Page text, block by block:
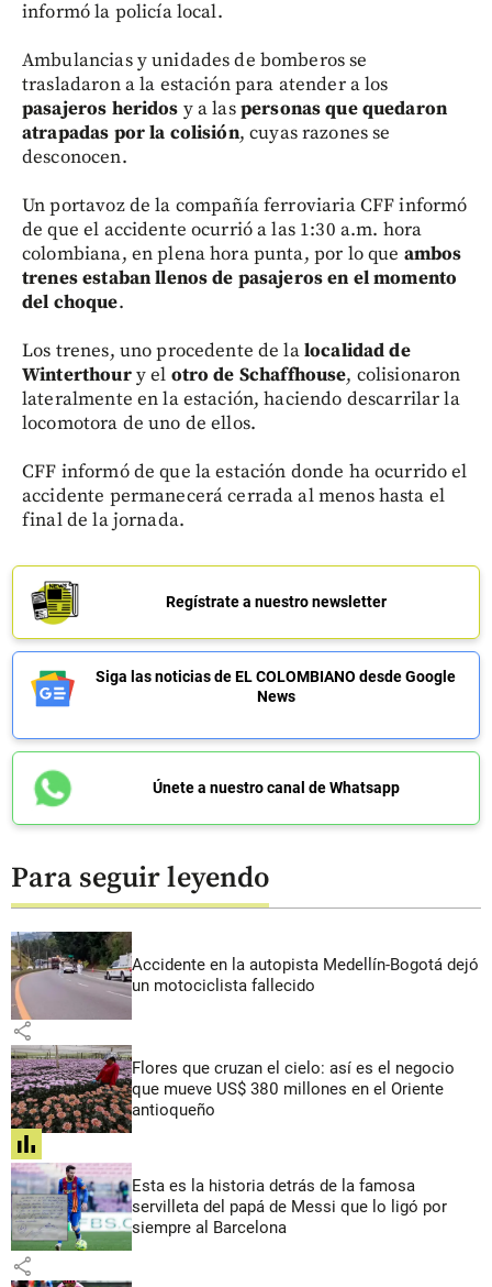
informó la policía local.
Ambulancias y unidades de bomberos se
trasladaron a la estación para atender a los
pasajeros heridos y a laspersonas que quedaron
atrapadas por la colisión, cuyas razones se
desconocen.
Un portavoz de la compañía ferroviaria CFF informó
de que el accidente ocurrió a las 1:30 a.m. hora
colombiana, en plena hora punta, por lo que ambos
trenes estaban llenos de pasajeros en el momento
del choque.
Los trenes, uno procedente de lalocalidad de
Winterthoury el otro de Schaffhouse, colisionaron
lateralmente en la estación, haciendo descarrilar la
locomotora de uno de ellos.
CFF informó de que la estación donde ha ocurrido el
accidente permanecerá cerrada al menos hasta el
final de la jornada.
Regístrate a nuestro newsletter
Siga las noticias de EL COLOMBIANO desde Google
News
Únete a nuestro canal de Whatsapp
Para seguir leyendo
Accidente en la autopista Medellín-Bogotá dejó
un motociclista fallecido
share
Flores que cruzan el cielo: así es el negocio
que mueve US$ 380 millones en el Oriente
antioqueño
share
Esta es la historia detrás de la famosa
servilleta del papá de Messi que lo ligó por
siempre al Barcelona
share